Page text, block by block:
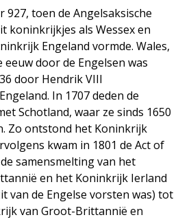
927, toen de Angelsaksische
koninkrijkjes als Wessex en
Engeland vormde. Wales,
door de Engelsen was
door Hendrik VIII
In 1707 deden de
Schotland, waar ze sinds 1650
Zo ontstond het Koninkrijk
kwam in 1801 de Act of
samensmelting van het
en het Koninkrijk Ierland
van de Engelse vorsten was) tot
van Groot-Brittannië en